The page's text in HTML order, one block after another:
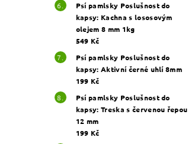
Psí pamlsky Poslušnost do
kapsy: Kachna s lososovým
olejem 8 mm 1kg
549 Kč
Psí pamlsky Poslušnost do
kapsy: Aktivní černé uhlí 8mm
199 Kč
Psí pamlsky Poslušnost do
kapsy: Treska s červenou řepou
12 mm
199 Kč